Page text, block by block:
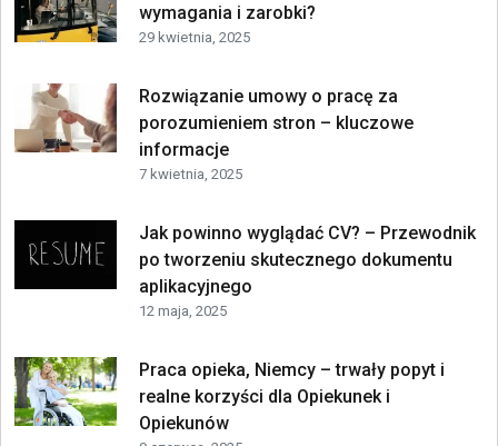
wymagania i zarobki?
29 kwietnia, 2025
Rozwiązanie umowy o pracę za
porozumieniem stron – kluczowe
informacje
7 kwietnia, 2025
Jak powinno wyglądać CV? – Przewodnik
po tworzeniu skutecznego dokumentu
aplikacyjnego
12 maja, 2025
Praca opieka, Niemcy – trwały popyt i
realne korzyści dla Opiekunek i
Opiekunów